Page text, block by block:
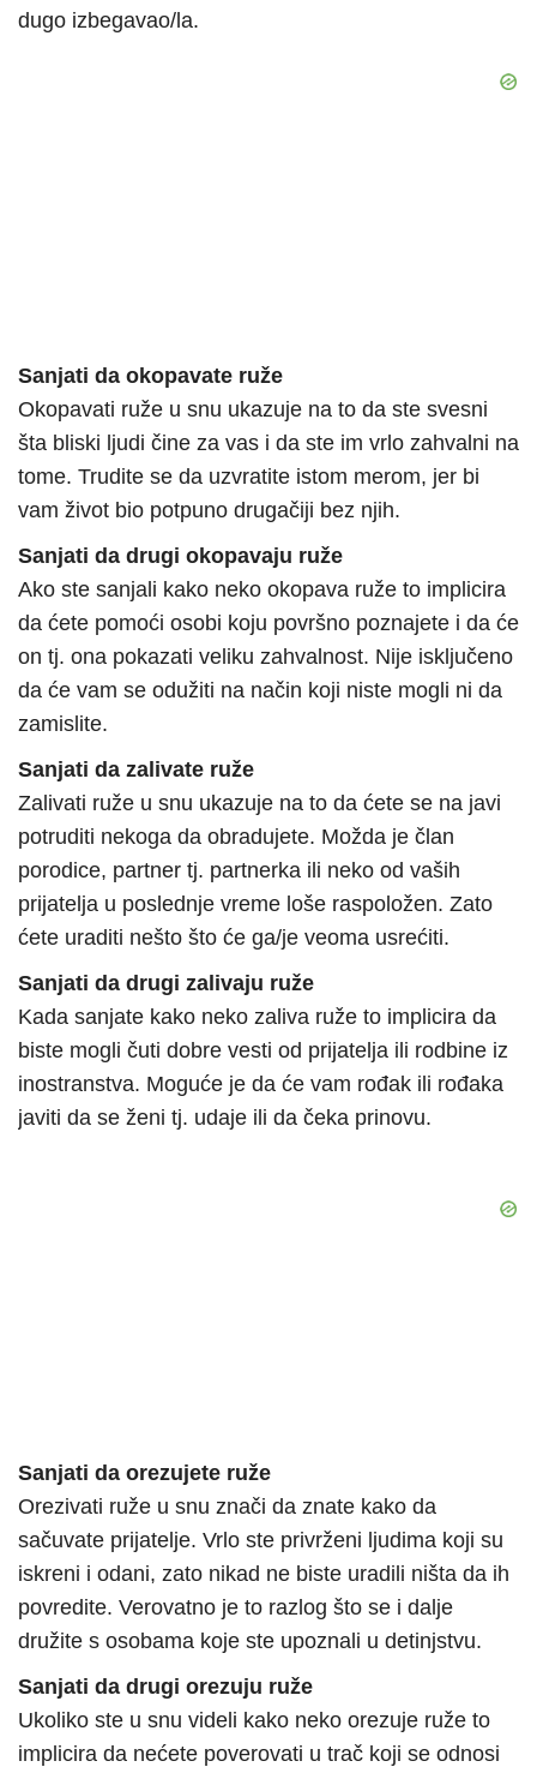
dugo izbegavao/la.
Sanjati da okopavate ruže
Okopavati ruže u snu ukazuje na to da ste svesni
šta bliski ljudi čine za vas i da ste im vrlo zahvalni na
tome. Trudite se da uzvratite istom merom, jer bi
vam život bio potpuno drugačiji bez njih.
Sanjati da drugi okopavaju ruže
Ako ste sanjali kako neko okopava ruže to implicira
da ćete pomoći osobi koju površno poznajete i da će
on tj. ona pokazati veliku zahvalnost. Nije isključeno
da će vam se odužiti na način koji niste mogli ni da
zamislite.
Sanjati da zalivate ruže
Zalivati ruže u snu ukazuje na to da ćete se na javi
potruditi nekoga da obradujete. Možda je član
porodice, partner tj. partnerka ili neko od vaših
prijatelja u poslednje vreme loše raspoložen. Zato
ćete uraditi nešto što će ga/je veoma usrećiti.
Sanjati da drugi zalivaju ruže
Kada sanjate kako neko zaliva ruže to implicira da
biste mogli čuti dobre vesti od prijatelja ili rodbine iz
inostranstva. Moguće je da će vam rođak ili rođaka
javiti da se ženi tj. udaje ili da čeka prinovu.
Sanjati da orezujete ruže
Orezivati ruže u snu znači da znate kako da
sačuvate prijatelje. Vrlo ste privrženi ljudima koji su
iskreni i odani, zato nikad ne biste uradili ništa da ih
povredite. Verovatno je to razlog što se i dalje
družite s osobama koje ste upoznali u detinjstvu.
Sanjati da drugi orezuju ruže
Ukoliko ste u snu videli kako neko orezuje ruže to
implicira da nećete poverovati u trač koji se odnosi